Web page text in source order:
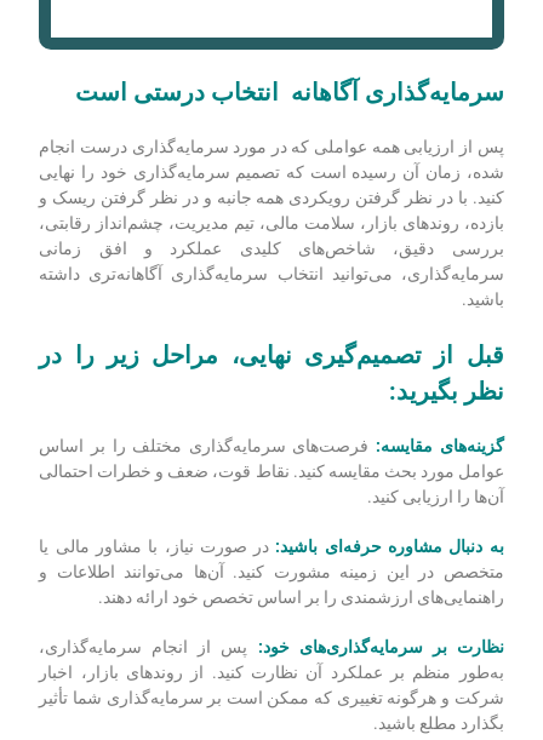
سرمایه‌گذاری آگاهانه انتخاب درستی است
شده، زمان آن رسیده است که تصمیم سرمایه‌گذاری خود را نهایی
کنید. با در نظر گرفتن رویکردی همه جانبه و در نظر گرفتن ریسک و
بازده، روندهای بازار، سلامت مالی، تیم مدیریت، چشم‌انداز رقابتی،
سرمایه‌گذاری، می‌توانید انتخاب سرمایه‌گذاری آگاهانه‌تری داشته
باشید.
قبل از تصمیم‌گیری نهایی، مراحل زیر را در
نظر بگیرید:
عوامل مورد بحث مقایسه کنید. نقاط قوت، ضعف و خطرات احتمالی
آن‌ها را ارزیابی کنید.
به دنبال مشاوره حرفه‌ای باشید: